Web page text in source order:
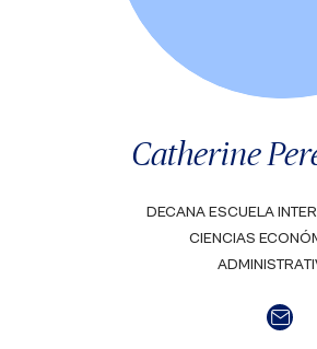
Catherine
DECANA ESCUELA
CIENCIAS